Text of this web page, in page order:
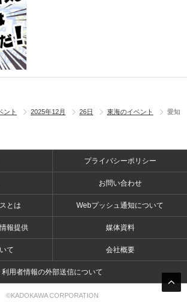
ント 2025年12月 26日 東海のイベント
愛知
プライバシーポリシー
お問い合わせ
とは Webプッシュ通知について
報提供 媒体資料
て 会社概要
利用者情報の外部送信について
©KADOKAWA CORPORATION